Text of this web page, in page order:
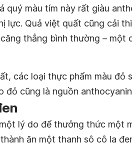
quý màu tím này rất giàu
lực. Quả việt quất cũng cải
thẳng bình thường – một
các loại thực phẩm màu đỏ
đỏ cũng là nguồn
lý do để thưởng thức một
ăn một thanh sô cô la